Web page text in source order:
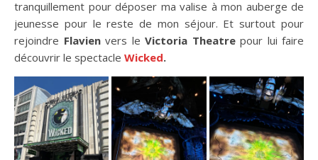
tranquillement pour déposer ma valise à mon auberge de
jeunesse pour le reste de mon séjour. Et surtout pour
rejoindre Flavienvers le Victoria Theatrepour lui faire
découvrir le spectacle Wicked.